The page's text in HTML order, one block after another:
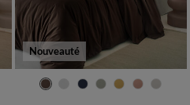
Nouveauté